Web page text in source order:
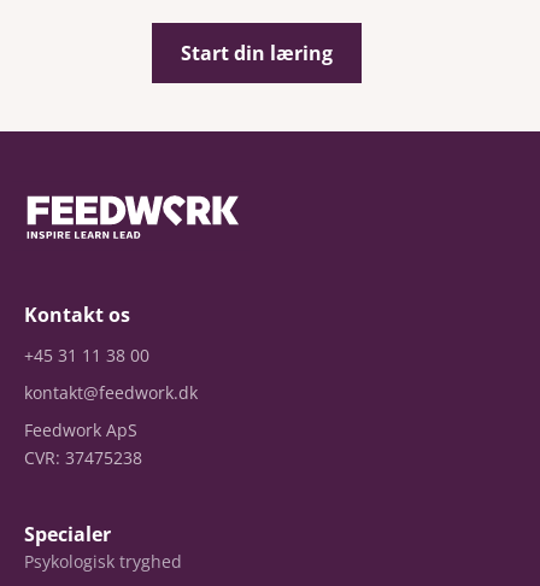
Start din læring
Kontakt os
+45 31 11 38 00
kontakt@feedwork.dk
Feedwork ApS
CVR: 37475238
Specialer
Psykologisk tryghed